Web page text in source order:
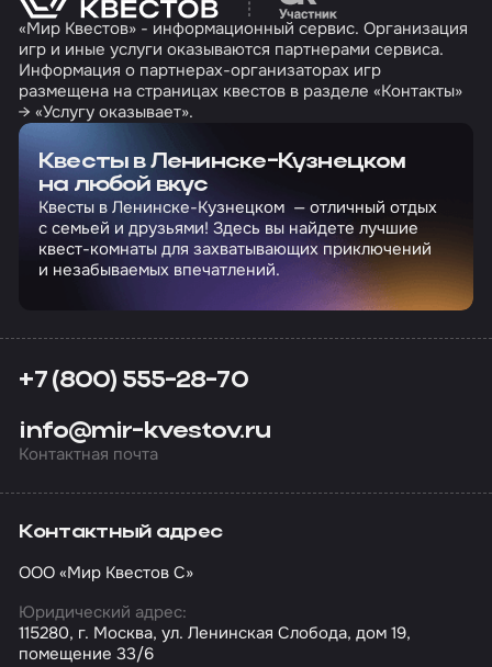
«Мир Квестов» - информационный сервис. Организация
игр и иные услуги оказываются партнерами сервиса.
Информация о партнерах-организаторах игр
размещена на страницах квестов в разделе «Контакты»
→ «Услугу оказывает».
Квесты в Ленинске-Кузнецком
на любой вкус
Квесты в Ленинске-Кузнецком — отличный отдых
с семьей и друзьями! Здесь вы найдете лучшие
квест-комнаты для захватывающих приключений
и незабываемых впечатлений.
+7 (800) 555-28-70
info@mir-kvestov.ru
Контактная почта
Контактный адрес
ООО «Мир Квестов С»
Юридический адрес:
115280, г. Москва, ул. Ленинская Слобода, дом 19,
помещение 33/6